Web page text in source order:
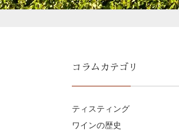
コラムカテゴリ
ティスティング
ワインの歴史